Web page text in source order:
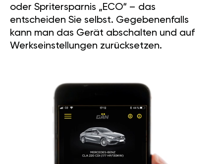
oder Spritersparnis „ECO“ – das
entscheiden Sie selbst. Gegebenenfalls
kann man das Gerät abschalten und auf
Werkseinstellungen zurücksetzen.